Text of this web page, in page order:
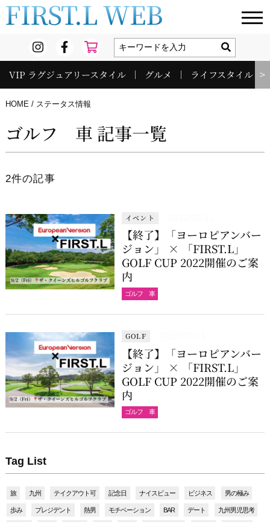
FIRST.L WEB
VIP ラグジュアリースタイル グルメ ライフスタイル ＞
HOME ステータス情報
ゴルフ 車 記事一覧
2件の記事
イベント
【終了】「ヨーロピアンバー
ジョン」 × 「FIRST.L」
GOLF CUP 2022開催のご案
内
ゴルフ 車
GOLF
【終了】「ヨーロピアンバー
ジョン」 × 「FIRST.L」
GOLF CUP 2022開催のご案
内
ゴルフ 車
Tag List
旅 九州 テイクアウト可 記念日 ナイスビュー ビジネス 男の極み
歩み プレジデント 熱男 モチベーション BAR デート 九州男児思考